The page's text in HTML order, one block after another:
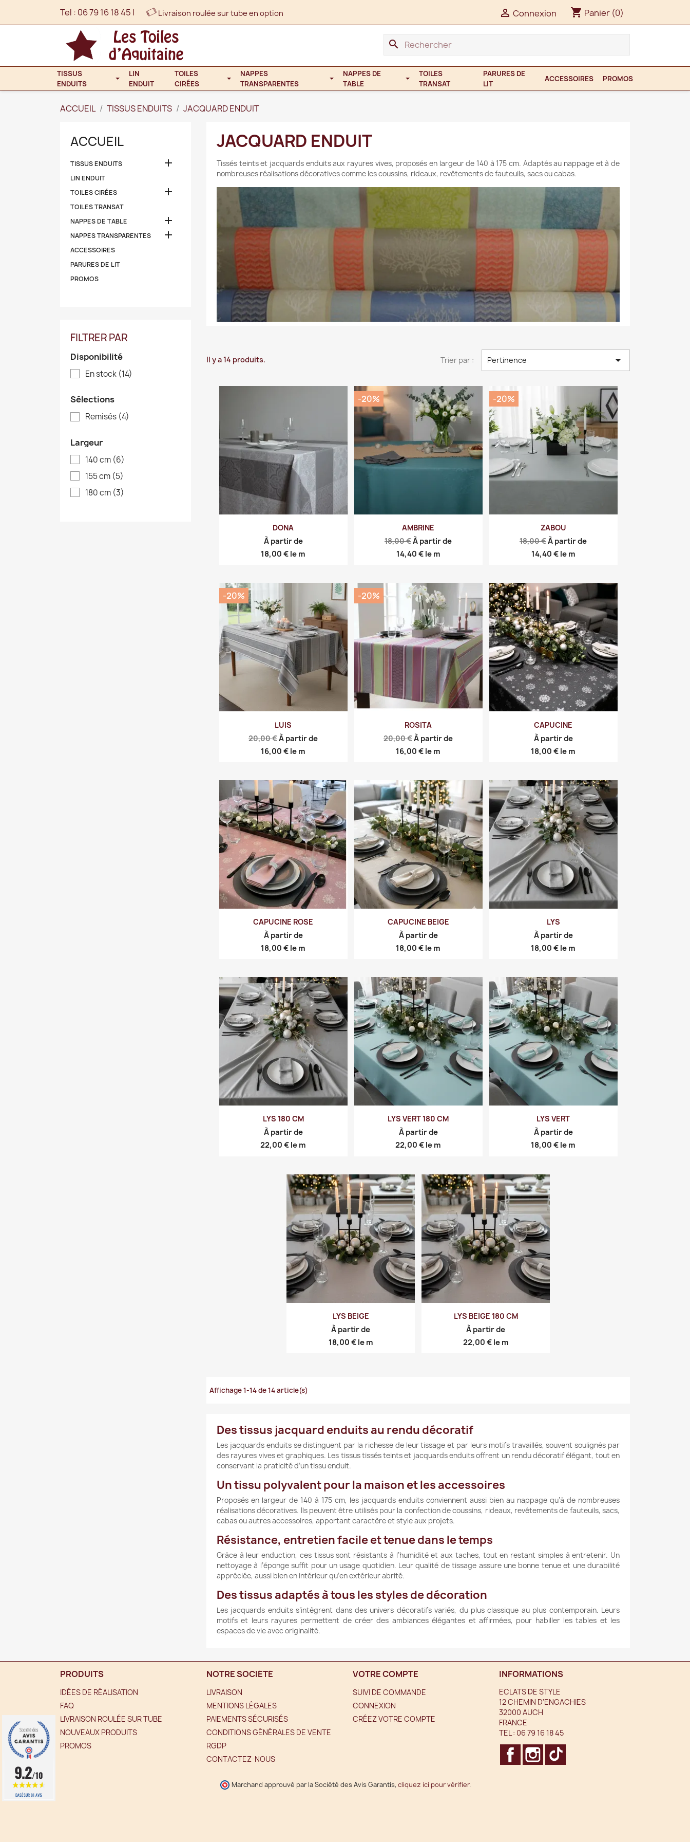
Tel : 06 79 16 18 45 | Livraison roulée sur tube en option  Connexion shopping_cart Panier (0)
search
TISSUS
ENDUITS
LIN
ENDUIT
TOILES
CIRÉES
NAPPES
TRANSPARENTES
NAPPES DE
TABLE
TOILES
TRANSAT
PARURES DE
LIT
ACCESSOIRES PROMOS
ACCUEIL TISSUS ENDUITS JACQUARD ENDUIT
ACCUEIL
TISSUS ENDUITS 
LIN ENDUIT
TOILES CIRÉES

TOILES TRANSAT
NAPPES DE TABLE

NAPPES TRANSPARENTES 
ACCESSOIRES
PARURES DE LIT
PROMOS
FILTRER PAR
Disponibilité
En stock (14)
Sélections
Remisés (4)
Largeur
140 cm (6)
155 cm (5)
180 cm (3)
JACQUARD ENDUIT
Tissés teints et jacquards enduits aux rayures vives, proposés en largeur de 140 à 175 cm. Adaptés au nappage et à de
nombreuses réalisations décoratives comme les coussins, rideaux, revêtements de fauteuils, sacs ou cabas.
Il y a 14 produits. Trier par : Pertinence 
DONA
À partir de
Prix
18,00 € le m
AMBRINE
Prix
18,00 €À partir de
Prix
14,40 € le m
-20%
ZABOU
Prix
18,00 €À partir de
Prix
14,40 € le m
-20%
LUIS
Prix
20,00 €À partir de
Prix
16,00 € le m
-20%
ROSITA
Prix
20,00 €À partir de
Prix
16,00 € le m
-20%
CAPUCINE
À partir de
Prix
18,00 € le m
CAPUCINE ROSE
À partir de
Prix
18,00 € le m
CAPUCINE BEIGE
À partir de
Prix
18,00 € le m
LYS
À partir de
Prix
18,00 € le m
LYS 180 CM
À partir de
Prix
22,00 € le m
LYS VERT 180 CM
À partir de
Prix
22,00 € le m
LYS VERT
À partir de
Prix
18,00 € le m
LYS BEIGE
À partir de
Prix
18,00 € le m
LYS BEIGE 180 CM
À partir de
Prix
22,00 € le m
Affichage 1-14 de 14 article(s)
Des tissus jacquard enduits au rendu décoratif
Les jacquards enduits se distinguent par la richesse de leur tissage et par leurs motifs travaillés, souvent soulignés par
des rayures vives et graphiques. Les tissus tissés teints et jacquards enduits offrent un rendu décoratif élégant, tout en
conservant la praticité d’un tissu enduit.
Un tissu polyvalent pour la maison et les accessoires
Proposés en largeur de 140 à 175 cm, les jacquards enduits conviennent aussi bien au nappage qu’à de nombreuses
réalisations décoratives. Ils peuvent être utilisés pour la confection de coussins, rideaux, revêtements de fauteuils, sacs,
cabas ou autres accessoires, apportant caractère et style aux projets.
Résistance, entretien facile et tenue dans le temps
Grâce à leur enduction, ces tissus sont résistants à l’humidité et aux taches, tout en restant simples à entretenir. Un
nettoyage à l’éponge suffit pour un usage quotidien. Leur qualité de tissage assure une bonne tenue et une durabilité
appréciée, aussi bien en intérieur qu’en extérieur abrité.
Des tissus adaptés à tous les styles de décoration
Les jacquards enduits s’intègrent dans des univers décoratifs variés, du plus classique au plus contemporain. Leurs
motifs et leurs rayures permettent de créer des ambiances élégantes et affirmées, pour habiller les tables et les
espaces de vie avec originalité.
PRODUITS
IDÉES DE RÉALISATION
FAQ
LIVRAISON ROULÉE SUR TUBE
NOUVEAUX PRODUITS
PROMOS
NOTRE SOCIÉTÉ
LIVRAISON
MENTIONS LÉGALES
PAIEMENTS SÉCURISÉS
CONDITIONS GÉNÉRALES DE VENTE
RGDP
CONTACTEZ-NOUS
VOTRE COMPTE
SUIVI DE COMMANDE
CONNEXION
CRÉEZ VOTRE COMPTE
INFORMATIONS
ECLATS DE STYLE
12 CHEMIN D'ENGACHIES
32000 AUCH
FRANCE
TEL : 06 79 16 18 45
FACEBOOKINSTAGRAM
Marchand approuvé par la Société des Avis Garantis, cliquez ici pour vérifier.
9.2/10
BASÉ SUR 81 AVIS